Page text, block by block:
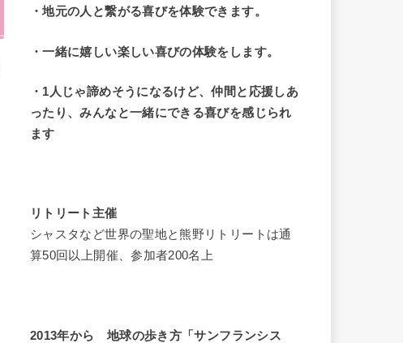
・地元の人と繋がる喜びを体験できます。
・一緒に嬉しい楽しい喜びの体験をします。
・1人じゃ諦めそうになるけど、仲間と応援しあ
ったり、みんなと一緒にできる喜びを感じられ
ます
リトリート主催
シャスタなど世界の聖地と熊野リトリートは通
算50回以上開催、参加者200名上
2013年から 地球の歩き方「サンフランシス